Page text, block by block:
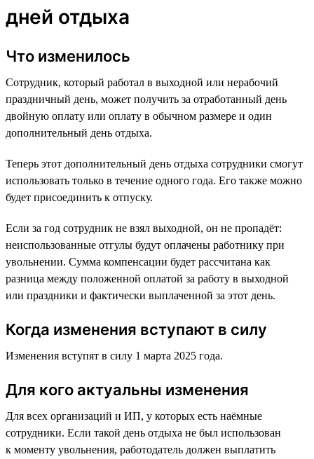
дней отдыха
Что изменилось
Сотрудник, который работал в выходной или нерабочий
праздничный день, может получить за отработанный день
двойную оплату или оплату в обычном размере и один
дополнительный день отдыха.
Теперь этот дополнительный день отдыха сотрудники смогут
использовать только в течение одного года. Его также можно
будет присоединить к отпуску.
Если за год сотрудник не взял выходной, он не пропадёт:
неиспользованные отгулы будут оплачены работнику при
увольнении. Сумма компенсации будет рассчитана как
разница между положенной оплатой за работу в выходной
или праздники и фактически выплаченной за этот день.
Когда изменения вступают в силу
Изменения вступят в силу 1 марта 2025 года.
Для кого актуальны изменения
Для всех организаций и ИП, у которых есть наёмные
сотрудники. Если такой день отдыха не был использован
к моменту увольнения, работодатель должен выплатить